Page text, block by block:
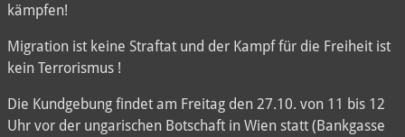
kämpfen!
Migration ist keine Straftat und der Kampf für die Freiheit ist
kein Terrorismus !
Die Kundgebung findet am Freitag den 27.10. von 11 bis 12
Uhr vor der ungarischen Botschaft in Wien statt (Bankgasse